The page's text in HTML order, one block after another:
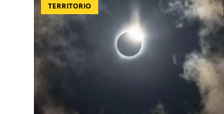
TERRITORIO